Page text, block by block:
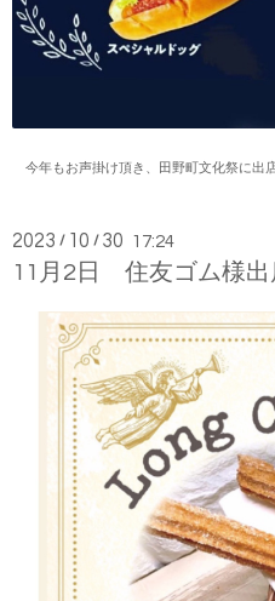
今年もお声掛け頂き、田野町文化祭に出
2023 / 10 / 30 17:24
11月2日 住友ゴム様出